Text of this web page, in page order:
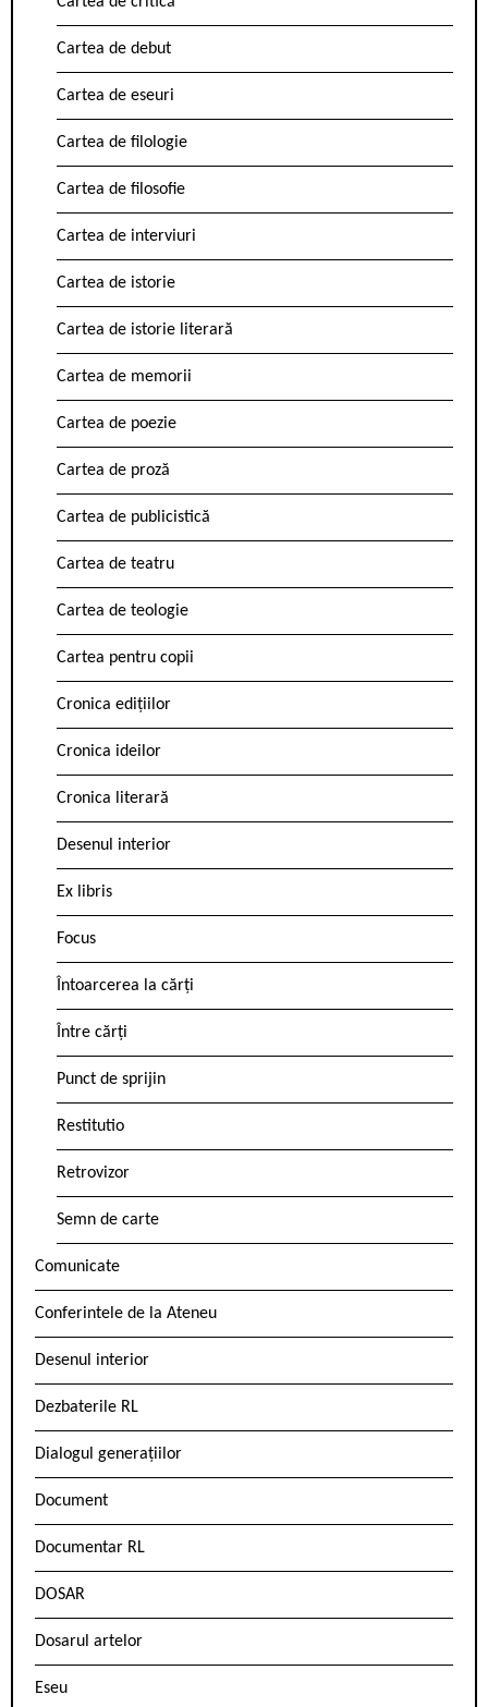
Cartea de debut
Cartea de eseuri
Cartea de filologie
Cartea de filosofie
Cartea de interviuri
Cartea de istorie
Cartea de istorie literară
Cartea de memorii
Cartea de poezie
Cartea de proză
Cartea de publicistică
Cartea de teatru
Cartea de teologie
Cartea pentru copii
Cronica edițiilor
Cronica ideilor
Cronica literară
Desenul interior
Ex libris
Focus
Întoarcerea la cărți
Între cărți
Punct de sprijin
Restitutio
Retrovizor
Semn de carte
Comunicate
Conferintele de la Ateneu
Desenul interior
Dezbaterile RL
Dialogul generațiilor
Document
Documentar RL
DOSAR
Dosarul artelor
Eseu